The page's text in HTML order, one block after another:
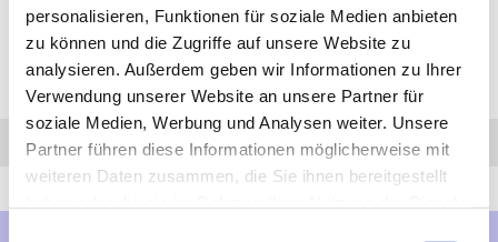
personalisieren, Funktionen für soziale Medien anbieten
zu können und die Zugriffe auf unsere Website zu
analysieren. Außerdem geben wir Informationen zu Ihrer
Verwendung unserer Website an unsere Partner für
soziale Medien, Werbung und Analysen weiter. Unsere
Partner führen diese Informationen möglicherweise mit
weiteren Daten zusammen, die Sie ihnen bereitgestellt
Anfrage Anrufen AHK-Finder